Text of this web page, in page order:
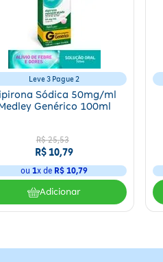
Leve 3 Pague 2
Sódica 50mg/ml
Genérico 100ml
R$ 25,53
R$10,79
ou1x de R$ 10,79
Adicionar